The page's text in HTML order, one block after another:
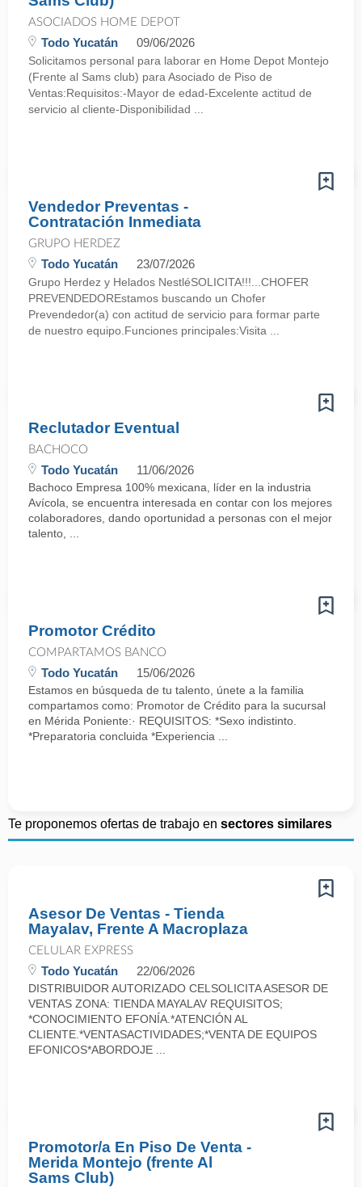
ASOCIADOS HOME DEPOT
Todo Yucatán 09/06/2026
Solicitamos personal para laborar en Home Depot Montejo
(Frente al Sams club) para Asociado de Piso de
Ventas:Requisitos:-Mayor de edad-Excelente actitud de
servicio al cliente-Disponibilidad ...
Vendedor Preventas -
Contratación Inmediata
GRUPO HERDEZ
Todo Yucatán 23/07/2026
Grupo Herdez y Helados NestléSOLICITA!!!...CHOFER
PREVENDEDOREstamos buscando un Chofer
Prevendedor(a) con actitud de servicio para formar parte
de nuestro equipo.Funciones principales:Visita ...
Reclutador Eventual
BACHOCO
Todo Yucatán 11/06/2026
Bachoco Empresa 100% mexicana, líder en la industria
Avícola, se encuentra interesada en contar con los mejores
colaboradores, dando oportunidad a personas con el mejor
talento, ...
Promotor Crédito
COMPARTAMOS BANCO
Todo Yucatán 15/06/2026
Estamos en búsqueda de tu talento, únete a la familia
compartamos como: Promotor de Crédito para la sucursal
en Mérida Poniente:· REQUISITOS: *Sexo indistinto.
*Preparatoria concluida *Experiencia ...
Te proponemos ofertas de trabajo en sectores similares
Asesor De Ventas - Tienda
Mayalav, Frente A Macroplaza
CELULAR EXPRESS
Todo Yucatán 22/06/2026
DISTRIBUIDOR AUTORIZADO CELSOLICITA ASESOR DE
VENTAS ZONA: TIENDA MAYALAV REQUISITOS;
*CONOCIMIENTO EFONÍA.*ATENCIÓN AL
CLIENTE.*VENTASACTIVIDADES;*VENTA DE EQUIPOS
EFONICOS*ABORDOJE ...
Promotor/a En Piso De Venta -
Merida Montejo (frente Al
Sams Club)